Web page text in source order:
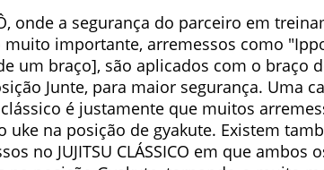
onde a segurança do parceiro em
muito importante, arremessos como
um braço], são aplicados com o braço
Junte, para maior segurança. Uma
é justamente que muitos
uke na posição de gyakute. Existem
no JUJITSU CLÁSSICO em que ambos